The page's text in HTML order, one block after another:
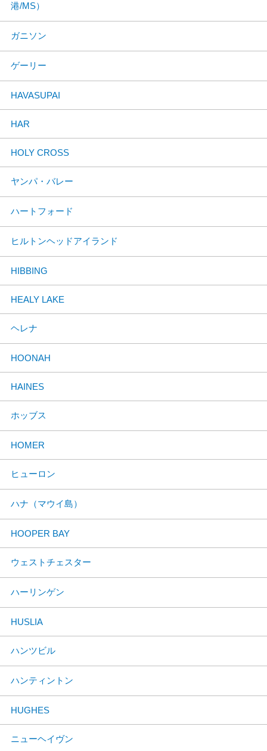
港/MS）
ガニソン
ゲーリー
HAVASUPAI
HAR
HOLY CROSS
ヤンパ・バレー
ハートフォード
ヒルトンヘッドアイランド
HIBBING
HEALY LAKE
ヘレナ
HOONAH
HAINES
ホッブス
HOMER
ヒューロン
ハナ（マウイ島）
HOOPER BAY
ウェストチェスター
ハーリンゲン
HUSLIA
ハンツビル
ハンティントン
HUGHES
ニューヘイヴン